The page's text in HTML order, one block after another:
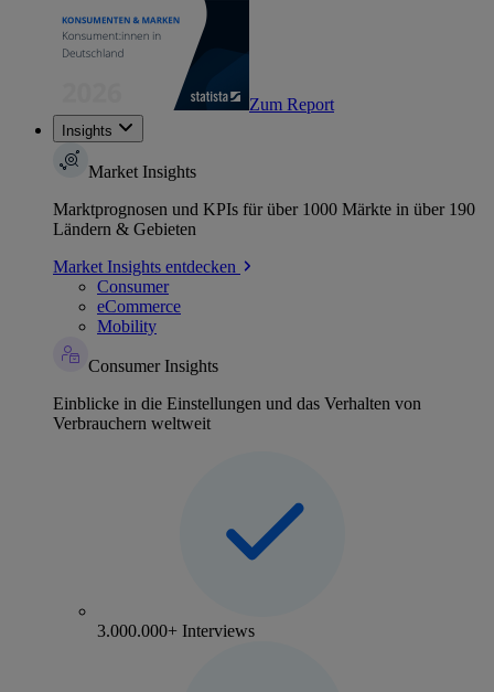
Zum Report
Insights
Market Insights
Marktprognosen und KPIs für über 1000 Märkte in über 190
Ländern & Gebieten
Market Insights entdecken
Consumer
eCommerce
Mobility
Consumer Insights
Einblicke in die Einstellungen und das Verhalten von
Verbrauchern weltweit
3.000.000+ Interviews